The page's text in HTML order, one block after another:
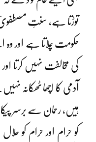
توڑتا ہے، سنتِ
حکومت چلاتا ہے اور وہ
کی مخالفت نہیں کرتا
آدمی کا اچھا ٹھکانہ
ہیں، رحمان سے برسر
کو حرام اور حرام کو